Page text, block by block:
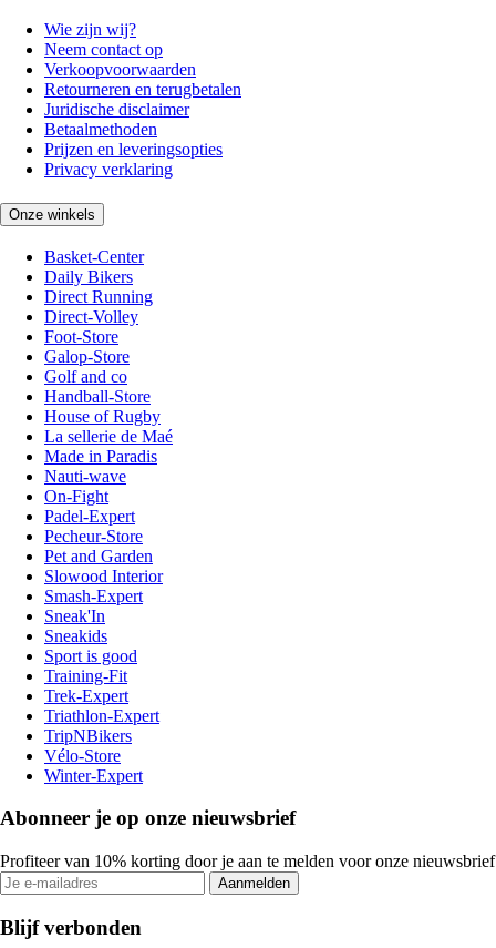
Wie zijn wij?
Neem contact op
Verkoopvoorwaarden
Retourneren en terugbetalen
Juridische disclaimer
Betaalmethoden
Prijzen en leveringsopties
Privacy verklaring
Onze winkels
Basket-Center
Daily Bikers
Direct Running
Direct-Volley
Foot-Store
Galop-Store
Golf and co
Handball-Store
House of Rugby
La sellerie de Maé
Made in Paradis
Nauti-wave
On-Fight
Padel-Expert
Pecheur-Store
Pet and Garden
Slowood Interior
Smash-Expert
Sneak'In
Sneakids
Sport is good
Training-Fit
Trek-Expert
Triathlon-Expert
TripNBikers
Vélo-Store
Winter-Expert
Abonneer je op onze nieuwsbrief
Profiteer van 10% korting door je aan te melden voor onze nieuwsbrief
Aanmelden
Blijf verbonden